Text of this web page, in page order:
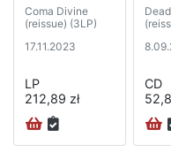
Coma Divine
(reissue) (3LP)
17.11.2023
LP
212,89 zł
CD